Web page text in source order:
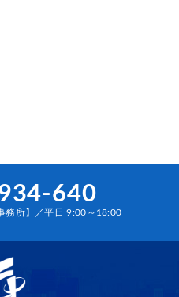
640
務所】／平日 9:00～18:00